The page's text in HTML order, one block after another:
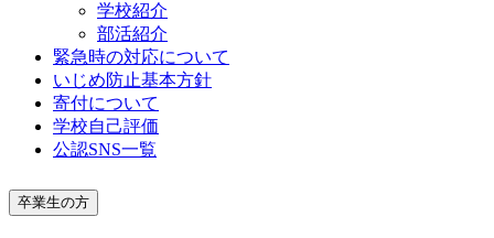
学校紹介
部活紹介
緊急時の対応について
いじめ防止基本方針
寄付について
学校自己評価
公認SNS一覧
卒業生の方